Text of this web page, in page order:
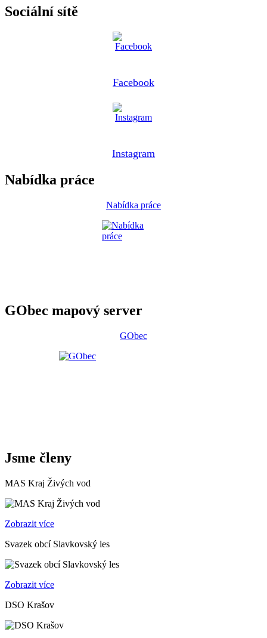
Sociální sítě
Facebook
Instagram
Nabídka práce
Nabídka práce
GObec mapový server
GObec
Jsme členy
MAS Kraj Živých vod
Zobrazit více
Svazek obcí Slavkovský les
Zobrazit více
DSO Krašov